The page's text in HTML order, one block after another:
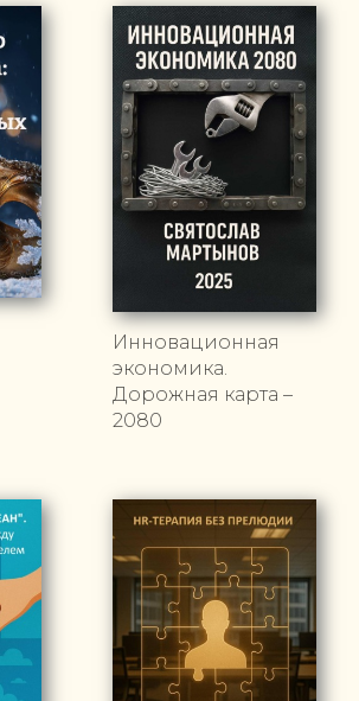
Инновационная
экономика.
Дорожная карта –
2080